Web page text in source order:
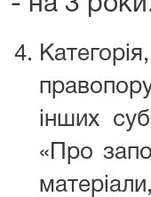
- на 3
інших
«Про